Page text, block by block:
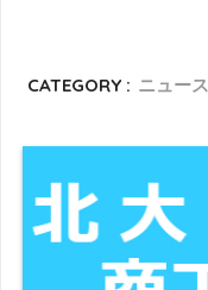
CATEGORY : ニュース